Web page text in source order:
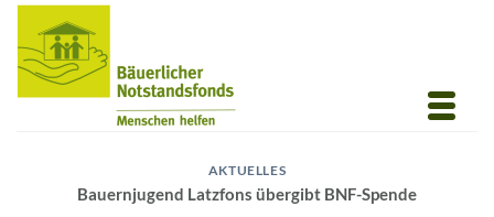
Inhalt
springen
AKTUELLES
Bauernjugend Latzfons übergibt BNF-Spende